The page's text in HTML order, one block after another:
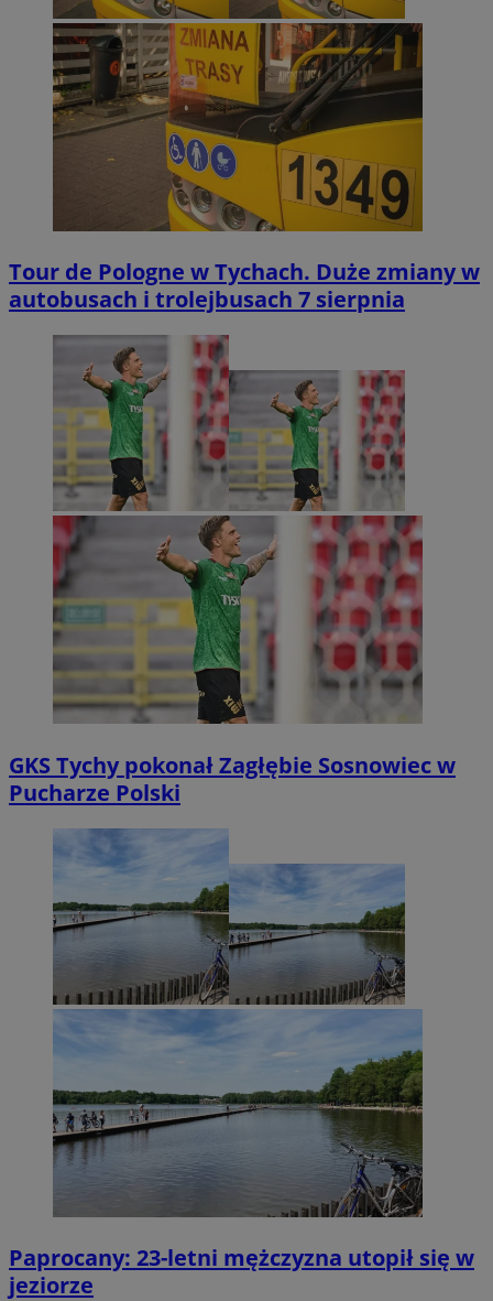
Tour de Pologne w Tychach. Duże zmiany w
autobusach i trolejbusach 7 sierpnia
GKS Tychy pokonał Zagłębie Sosnowiec w
Pucharze Polski
Paprocany: 23-letni mężczyzna utopił się w
jeziorze